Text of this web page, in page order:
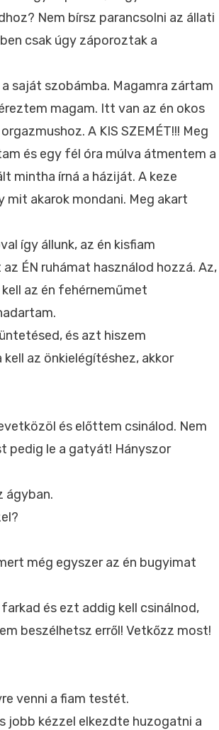
Nem bírsz parancsolni az állati
csak úgy záporoztak a
saját szobámba. Magamra zártam
magam. Itt van az én okos
A KIS SZEMÉT!!! Meg
és egy fél óra múlva átmentem a
mintha írná a háziját. A keze
akarok mondani. Meg akart
így állunk, az én kisfiam
ÉN ruhámat használod hozzá. Az,
az én fehérneműmet
és azt hiszem
az önkielégítéshez, akkor
és előttem csinálod. Nem
pedig le a gatyát! Hányszor
ágyban.
még egyszer az én bugyimat
és ezt addig kell csinálnod,
beszélhetsz erről! Vetkőzz most!
venni a fiam testét.
kézzel elkezdte huzogatni a